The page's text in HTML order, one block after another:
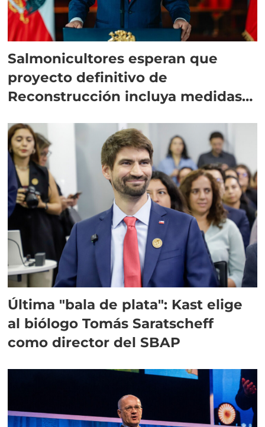
Salmonicultores esperan que
proyecto definitivo de
Reconstrucción incluya medidas
Última "bala de plata": Kast elige
al biólogo Tomás Saratscheff
como director del SBAP